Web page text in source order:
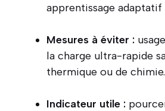
apprentissage adaptatif
Mesures à éviter :
la charge ultra-rapide
thermique ou de chimie.
Indicateur utile :